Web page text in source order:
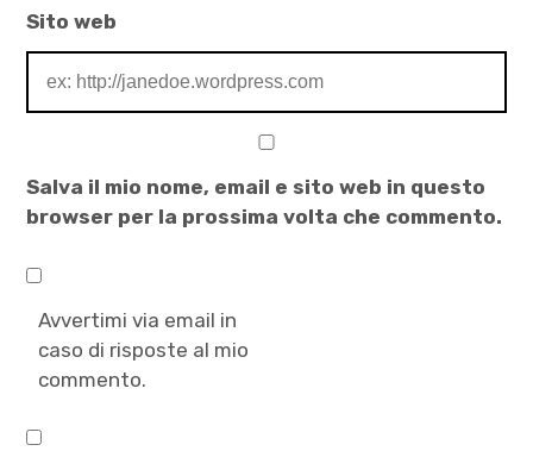
Sito web
Salva il mio nome, email e sito web in questo
browser per la prossima volta che commento.
Avvertimi via email in
caso di risposte al mio
commento.